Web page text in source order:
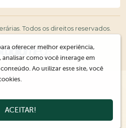
Todos os direitos reservados.
oferecer melhor experiência,
como você interage em
Ao utilizar este site, você
ACEITAR!